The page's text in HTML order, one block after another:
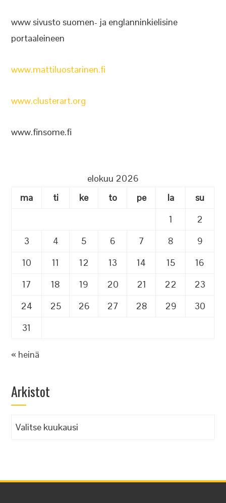
www sivusto suomen- ja englanninkielisine
portaaleineen
www.mattiluostarinen.fi
www.clusterart.org
www.finsome.fi
elokuu 2026
ma
ti ke to pe la
su
1
2
3
4 5 6 7 8
9
10
11 12 13 14 15
16
17
18 19 20 21 22
23
24
25 26 27 28 29
30
31
« heinä
Arkistot
Arkistot